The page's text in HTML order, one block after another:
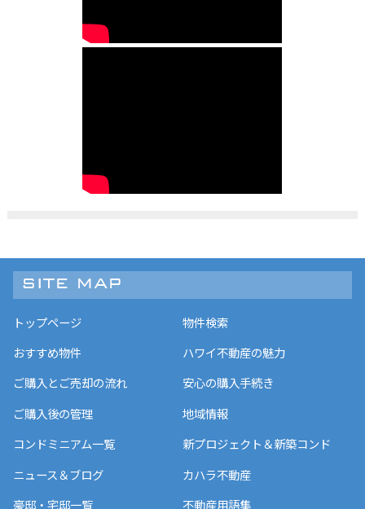
トップページ
物件検索
おすすめ物件
ハワイ不動産の魅力
ご購入とご売却の流れ
安心の購入手続き
ご購入後の管理
地域情報
コンドミニアム一覧
新プロジェクト＆新築コンド
ニュース＆ブログ
カハラ不動産
豪邸・宅邸一覧
不動産用語集